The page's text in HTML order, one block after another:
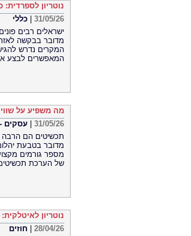
נוטריון
31/05/26
כללי
ישראלים רבים
מדובר בבקשה
המקרים נדרש
המאפשרים לבצע
מה משפיע על
31/05/26
עסקים
תכשיטים הם הרבה
מדובר בטבעת
מספר גורמים
של הערכת
נוטריון
28/04/26
חוזים